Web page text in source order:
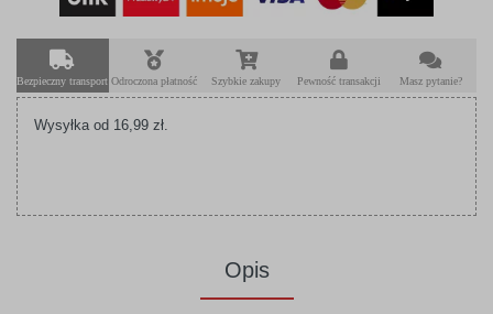
Bezpieczny transport Odroczona płatność Szybkie zakupy Pewność transakcji Masz pytanie?
Wysyłka od 16,99 zł.
Opis